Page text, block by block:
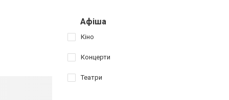
Афіша
Кіно
Концерти
Театри